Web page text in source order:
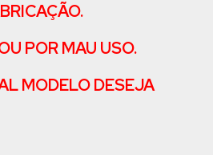
POR MAU USO.
MODELO DESEJA